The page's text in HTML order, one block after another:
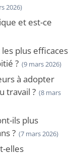
2026)
et est-ce
plus efficaces
? (9 mars 2026)
à adopter
travail ? (8 mars
ils plus
? (7 mars 2026)
elles